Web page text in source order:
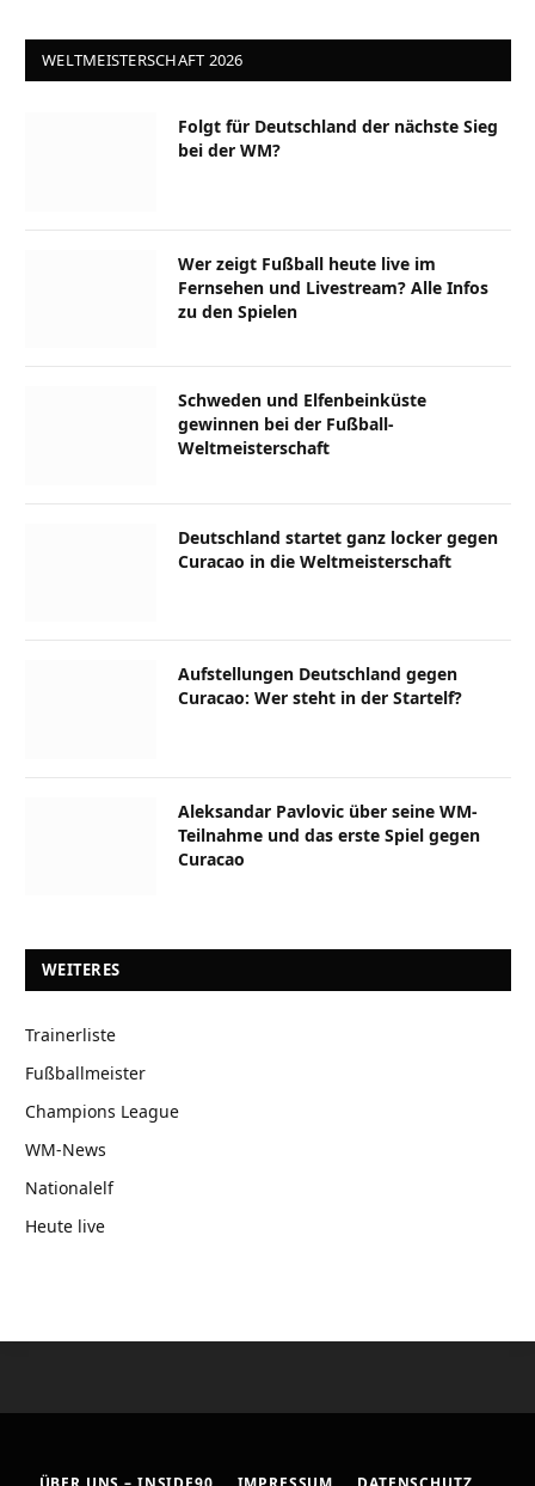
WELTMEISTERSCHAFT 2026
Folgt für Deutschland der nächste Sieg
bei der WM?
Wer zeigt Fußball heute live im
Fernsehen und Livestream? Alle Infos
zu den Spielen
Schweden und Elfenbeinküste
gewinnen bei der Fußball-
Weltmeisterschaft
Deutschland startet ganz locker gegen
Curacao in die Weltmeisterschaft
Aufstellungen Deutschland gegen
Curacao: Wer steht in der Startelf?
Aleksandar Pavlovic über seine WM-
Teilnahme und das erste Spiel gegen
Curacao
WEITERES
Trainerliste
Fußballmeister
Champions League
WM-News
Nationalelf
Heute live